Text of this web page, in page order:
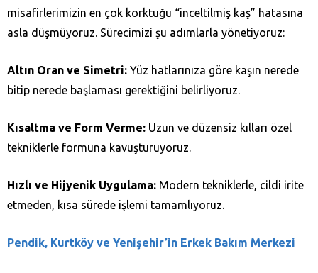
misafirlerimizin en çok korktuğu “inceltilmiş kaş” hatasına
asla düşmüyoruz. Sürecimizi şu adımlarla yönetiyoruz:
Altın Oran ve Simetri: Yüz hatlarınıza göre kaşın nerede
bitip nerede başlaması gerektiğini belirliyoruz.
Kısaltma ve Form Verme: Uzun ve düzensiz kılları özel
tekniklerle formuna kavuşturuyoruz.
Hızlı ve Hijyenik Uygulama: Modern tekniklerle, cildi irite
etmeden, kısa sürede işlemi tamamlıyoruz.
Pendik, Kurtköy ve Yenişehir’in Erkek Bakım Merkezi